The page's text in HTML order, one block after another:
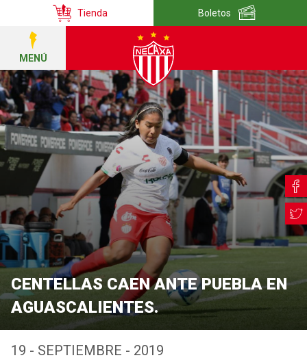
Tienda Boletos
MENÚ
CENTELLAS CAEN ANTE PUEBLA EN
AGUASCALIENTES.
19 - SEPTIEMBRE - 2019